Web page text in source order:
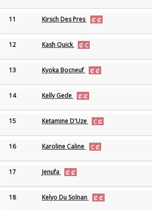
11 Kirsch Des Pres
12 Kash Quick
13 Kyoka Bocneuf
14 Kelly Gede
15 Ketamine D'Uze
16 Karoline Caline
17 Jenufa
18 Kelyo Du Solnan